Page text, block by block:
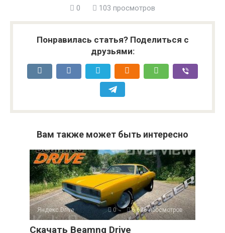
0 103 просмотров
Понравилась статья? Поделиться с
друзьями:
Вам также может быть интересно
Яндекс.Drive 0 6 606 просмотров
Скачать Beamng Drive